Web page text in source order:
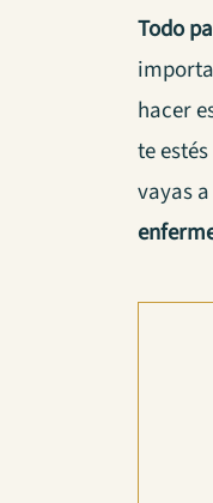
Todo
hacer
te
vayas